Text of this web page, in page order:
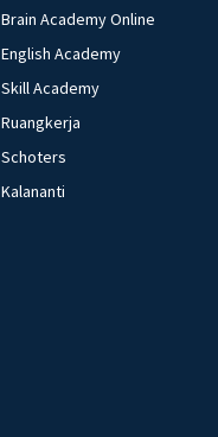
Brain Academy Online
English Academy
Skill Academy
Ruangkerja
Schoters
Kalananti